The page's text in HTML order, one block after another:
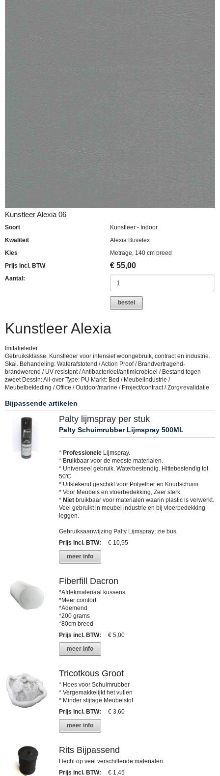
Kunstleer Alexia 06
Soort
Kunstleer - Indoor
Kwaliteit
Alexia Buvetex
Kies
Metrage, 140 cm breed
Prijs incl. BTW
€ 55,00
Aantal:
bestel
Kunstleer Alexia
Imitatieleder
Gebruiksklasse: Kunstleder voor intensief woongebruik, contract en industrie.
Skai. Behandeling: Waterafstotend / Action Proof / Brandvertragend-
brandwerend / UV-resistent / Antibacterieel/antimicrobieel / Bestand tegen
zweet Dessin: All-over Type: PU Markt: Bed / Meubelindustrie /
Meubelbekleding / Office / Outdoor/marine / Project/contract / Zorg/revalidatie
Bijpassende artikelen
Palty lijmspray per stuk
Palty Schuimrubber Lijmspray 500ML
* Professionele Lijmspray.
* Bruikbaar voor de meeste materialen.
* Universeel gebruik. Waterbestendig. Hittebestendig tot
50'C
* Uitstekend geschikt voor Polyether en Koudschuim.
* Voor Meubels en vloerbedekking, Zeer sterk.
* Niet bruikbaar voor materialen waarin plastic is verwerkt.
Veel gebruikt in meubel industrie en bij vloerbedekking
leggen.
Gebruiksaanwijzing Palty Lijmspray; zie bus.
Prijs incl. BTW:
€ 10,95
meer info
Fiberfill Dacron
*Afdekmateriaal kussens
*Meer comfort
*Ademend
*200 grams
*80cm breed
Prijs incl. BTW:
€ 5,00
meer info
Tricotkous Groot
* Hoes voor Schuimrubber
* Vergemakkelijkt het vullen
* Minder slijtage Meubelstof
Prijs incl. BTW:
€ 3,60
meer info
Rits Bijpassend
Hecht op veel verschillende materialen.
Prijs incl. BTW: € 1,45